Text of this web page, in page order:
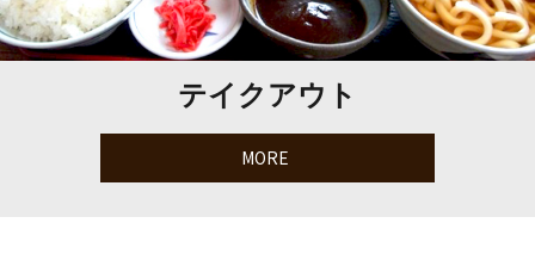
テイクアウト
MORE